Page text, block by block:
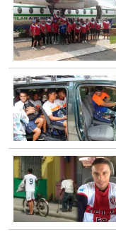
minutes,
8
seconds